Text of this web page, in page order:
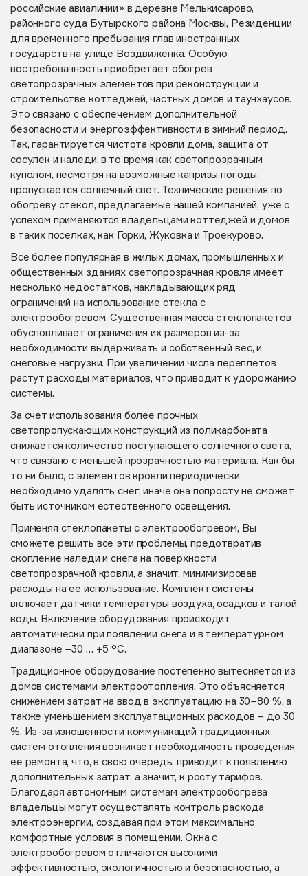
российские авиалинии» в деревне Мелькисарово,
районного суда Бутырского района Москвы, Резиденции
для временного пребывания глав иностранных
государств на улице Воздвиженка. Особую
востребованность приобретает обогрев
светопрозрачных элементов при реконструкции и
строительстве коттеджей, частных домов и таунхаусов.
Это связано с обеспечением дополнительной
безопасности и энергоэффективности в зимний период.
Так, гарантируется чистота кровли дома, защита от
сосулек и наледи, в то время как светопрозрачным
куполом, несмотря на возможные капризы погоды,
пропускается солнечный свет. Технические решения по
обогреву стекол, предлагаемые нашей компанией, уже с
успехом применяются владельцами коттеджей и домов
в таких поселках, как Горки, Жуковка и Троекурово.
Все более популярная в жилых домах, промышленных и
общественных зданиях светопрозрачная кровля имеет
несколько недостатков, накладывающих ряд
ограничений на использование стекла с
электрообогревом. Существенная масса стеклопакетов
обусловливает ограничения их размеров из-за
необходимости выдерживать и собственный вес, и
снеговые нагрузки. При увеличении числа переплетов
растут расходы материалов, что приводит к удорожанию
системы.
За счет использования более прочных
светопропускающих конструкций из поликарбоната
снижается количество поступающего солнечного света,
что связано с меньшей прозрачностью материала. Как бы
то ни было, с элементов кровли периодически
необходимо удалять снег, иначе она попросту не сможет
быть источником естественного освещения.
Применяя стеклопакеты с электрообогревом, Вы
сможете решить все эти проблемы, предотвратив
скопление наледи и снега на поверхности
светопрозрачной кровли, а значит, минимизировав
расходы на ее использование. Комплект системы
включает датчики температуры воздуха, осадков и талой
воды. Включение оборудования происходит
автоматически при появлении снега и в температурном
диапазоне −30 … +5 °С.
Традиционное оборудование постепенно вытесняется из
домов системами электроотопления. Это объясняется
снижением затрат на ввод в эксплуатацию на 30−80 %, а
также уменьшением эксплуатационных расходов – до 30
%. Из-за изношенности коммуникаций традиционных
систем отопления возникает необходимость проведения
ее ремонта, что, в свою очередь, приводит к появлению
дополнительных затрат, а значит, к росту тарифов.
Благодаря автономным системам электрообогрева
владельцы могут осуществлять контроль расхода
электроэнергии, создавая при этом максимально
комфортные условия в помещении. Окна с
электрообогревом отличаются высокими
эффективностью, экологичностью и безопасностью, а